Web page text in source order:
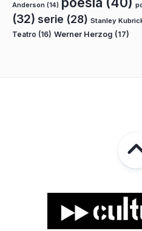
Anderson (14)
(32) serie (28) Stanley
Teatro (16) Werner Herzog (17)